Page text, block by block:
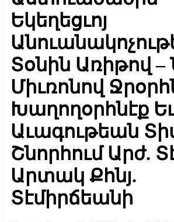
Եկեղեցւոյ
Տօնին Առիթով –
Միւռոնով
Խաղողօրհնէք
Աւագութեան
Շնորհում Արժ.
Արտակ Քհնյ.
Տէմիրճեանի